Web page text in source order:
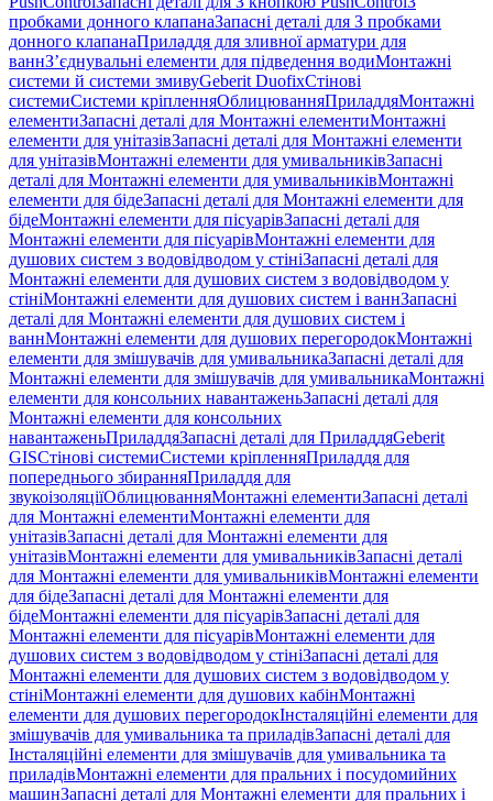
пробками донного клапанаЗапасні деталі для З пробками
донного клапанаПриладдя для зливної арматури для
ваннЗ’єднувальні елементи для підведення водиМонтажні
системи й системи змивуGeberit DuofixСтінові
системиСистеми кріпленняОблицюванняПриладдяМонтажні
елементиЗапасні деталі для Монтажні елементиМонтажні
елементи для унітазівЗапасні деталі для Монтажні елементи
для унітазівМонтажні елементи для умивальниківЗапасні
деталі для Монтажні елементи для умивальниківМонтажні
елементи для бідеЗапасні деталі для Монтажні елементи для
бідеМонтажні елементи для пісуарівЗапасні деталі для
Монтажні елементи для пісуарівМонтажні елементи для
душових систем з водовідводом у стініЗапасні деталі для
Монтажні елементи для душових систем з водовідводом у
стініМонтажні елементи для душових систем і ваннЗапасні
деталі для Монтажні елементи для душових систем і
ваннМонтажні елементи для душових перегородокМонтажні
елементи для змішувачів для умивальникаЗапасні деталі для
Монтажні елементи для змішувачів для умивальникаМонтажні
елементи для консольних навантаженьЗапасні деталі для
Монтажні елементи для консольних
навантаженьПриладдяЗапасні деталі для ПриладдяGeberit
GISСтінові системиСистеми кріпленняПриладдя для
попереднього збиранняПриладдя для
звукоізоляціїОблицюванняМонтажні елементиЗапасні деталі
для Монтажні елементиМонтажні елементи для
унітазівЗапасні деталі для Монтажні елементи для
унітазівМонтажні елементи для умивальниківЗапасні деталі
для Монтажні елементи для умивальниківМонтажні елементи
для бідеЗапасні деталі для Монтажні елементи для
бідеМонтажні елементи для пісуарівЗапасні деталі для
Монтажні елементи для пісуарівМонтажні елементи для
душових систем з водовідводом у стініЗапасні деталі для
Монтажні елементи для душових систем з водовідводом у
стініМонтажні елементи для душових кабінМонтажні
елементи для душових перегородокІнсталяційні елементи для
змішувачів для умивальника та приладівЗапасні деталі для
Інсталяційні елементи для змішувачів для умивальника та
приладівМонтажні елементи для пральних і посудомийних
машинЗапасні деталі для Монтажні елементи для пральних і